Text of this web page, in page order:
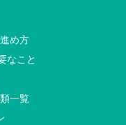
め方
なこと
一覧